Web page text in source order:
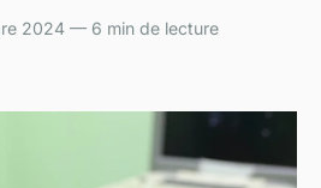
2024 — 6 min de lecture